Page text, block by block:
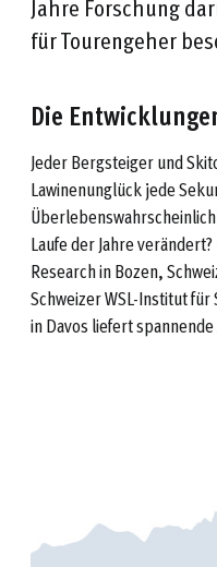
Jahre Forschung
für Tourengeher
Die
Jeder Bergsteiger und
Lawinenunglück jede
Laufe der Jahre
Research in Bozen,
Schweizer WSL-Institut für
in Davos liefert